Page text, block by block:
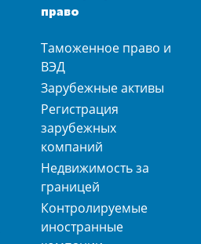
право
Таможенное право и
ВЭД
Зарубежные активы
Регистрация
зарубежных
компаний
Недвижимость за
границей
Контролируемые
иностранные